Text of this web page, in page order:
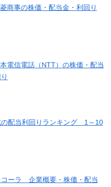
商事の株価・配当金・利回り
電信電話（NTT）の株価・配当
の配当利回りランキング 1～10
コーラ 企業概要・株価・配当